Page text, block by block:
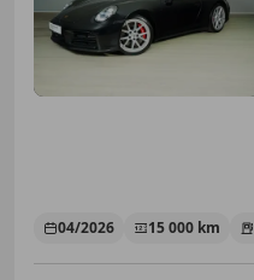
04/2026 15 000 km